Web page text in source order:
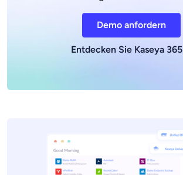
Demo anfordern
Entdecken Sie Kaseya 365